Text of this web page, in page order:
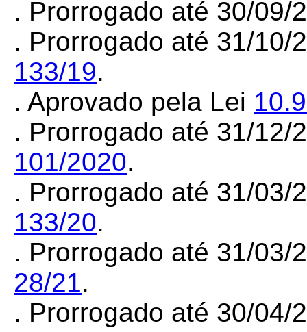
. Prorrogado até 30/
. Prorrogado até 31/10/
133/19.
. Aprovado pela Lei
. Prorrogado até 31/12/
101/2020.
. Prorrogado até 31/03/
133/20.
. Prorrogado até 31/03/
28/21.
. Prorrogado até 30/04/